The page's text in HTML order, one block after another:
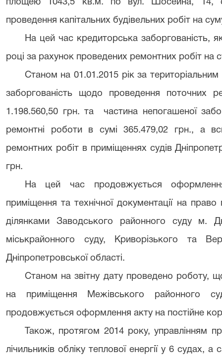
площею 1043,5 кв.м. по вул. Шосейна, 14,
проведення капітальних будівельних робіт на
На цей час кредиторська заборгованість,
році за рахунок проведених ремонтних робіт на
Станом на 01.01.2015 рік за
заборгованість щодо проведення поточних
1.198.560,50 грн. та частина непогашеної
ремонтні роботи в сумі365.479,02 грн., а
ремонтних робіт в приміщеннях судів
грн.
На цей час продовжується
приміщення та технічної документації на
ділянками Заводського районного суду м.
міськрайонного суду, Криворізького та
Дніпропетровської області.
Станом на звітну дату проведено роботу,
на приміщення Межівського районного
продовжується оформлення акту на постійне
Також, протягом 2014 року, управлінням
лічильників обліку теплової енергії у 6